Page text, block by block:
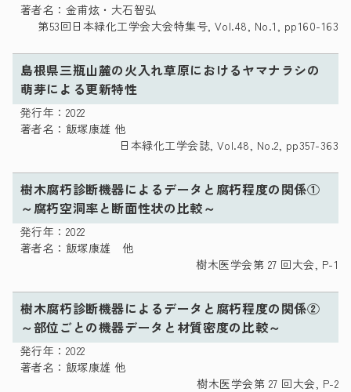
著者名：金甫炫・大石智弘
第53回日本緑化工学会大会特集号, Vol.48, No.1, pp160-163
島根県三瓶山麓の火入れ草原におけるヤマナラシの
萌芽による更新特性
発行年：2022
著者名：飯塚康雄 他
日本緑化工学会誌, Vol.48, No.2, pp357-363
樹木腐朽診断機器によるデータと腐朽程度の関係①
～腐朽空洞率と断面性状の比較～
発行年：2022
著者名：飯塚康雄 他
樹木医学会第 27 回大会, P-1
樹木腐朽診断機器によるデータと腐朽程度の関係②
～部位ごとの機器データと材質密度の比較～
発行年：2022
著者名：飯塚康雄 他
樹木医学会第 27 回大会, P-2